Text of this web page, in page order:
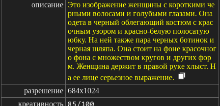
описание Это изображение женщины с короткими че
рными волосами и голубыми глазами. Она
одета в черный облегающий костюм с крас
очным узором и красно-белую полосатую
юбку. На ней также пара черных ботинок и
черная шляпа. Она стоит на фоне красочног
о фона с множеством кругов и других фор
м. Женщина держит в правой руке хлыст. Н
а ее лице серьезное выражение.
разрешение 684x1024
креативность 85/100